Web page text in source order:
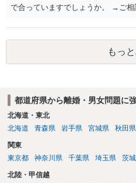
で合っていますでしょうか。 →ご
完全に所有する場合は、他の相続
償金の支払いが必要になります。
もっ
都道府県から離婚・男女問題に
北海道・東北
北海道
青森県 岩手県 宮城県 秋田県
関東
東京都
神奈川県 千葉県 埼玉県 茨
北陸・甲信越